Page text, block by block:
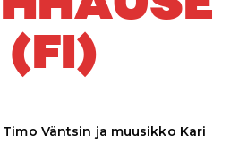
(FI)
Väntsin ja muusikko Kari